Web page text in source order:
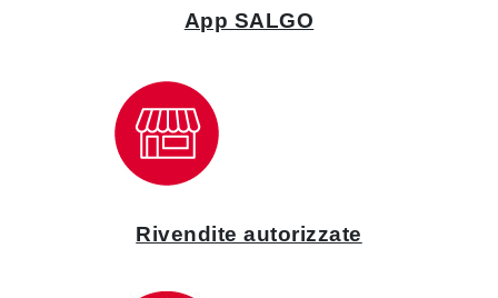
App SALGO
Rivendite autorizzate